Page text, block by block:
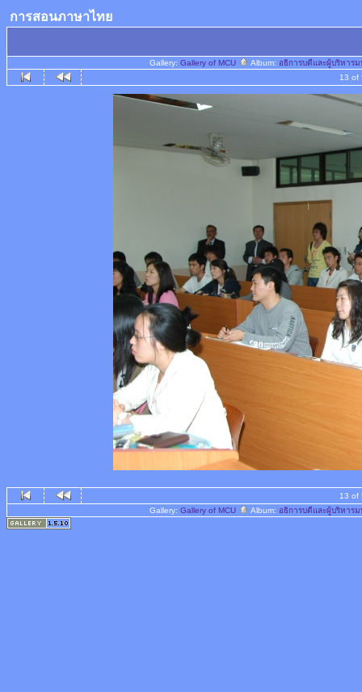
การสอนภาษาไทย
Gallery: Gallery of MCU Album: อธิการบดีและผู้บริหาร
13 of
13 of
Gallery: Gallery of MCU Album: อธิการบดีและผู้บริหาร